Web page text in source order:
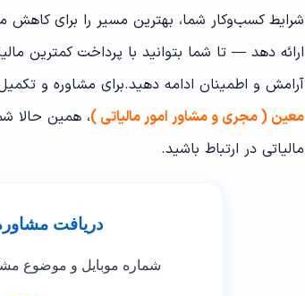
شرایط کسب‌وکار شما، بهترین مسیر را برای کاهش
ارائه دهد — تا شما بتوانید با پرداخت کمترین
آرامش و اطمینان ادامه دهید.برای مشاوره و
معین ( مجری و مشاور امور مالیاتی )، همین حالا
مالیاتی در ارتباط باشید.
دریافت
شماره موبایل و موضوع